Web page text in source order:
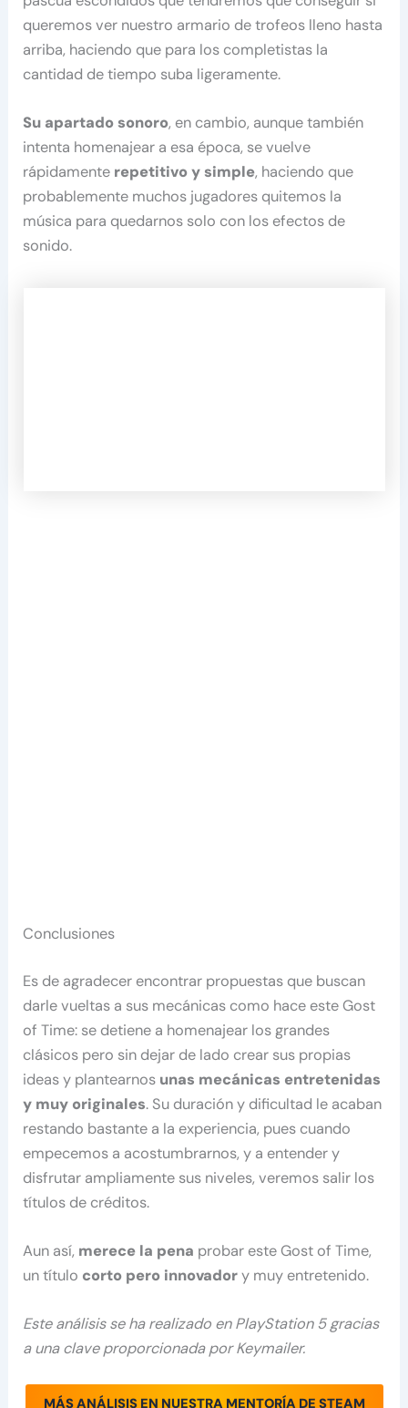
queremos ver nuestro armario de trofeos lleno hasta
arriba, haciendo que para los completistas la
cantidad de tiempo suba ligeramente.
Su apartado sonoro, en cambio, aunque también
intenta homenajear a esa época, se vuelve
rápidamente repetitivo y simple, haciendo que
probablemente muchos jugadores quitemos la
música para quedarnos solo con los efectos de
sonido.
Conclusiones
Es de agradecer encontrar propuestas que buscan
darle vueltas a sus mecánicas como hace este Gost
of Time: se detiene a homenajear los grandes
clásicos pero sin dejar de lado crear sus propias
ideas y plantearnos unas mecánicas entretenidas
y muy originales. Su duración y dificultad le acaban
restando bastante a la experiencia, pues cuando
empecemos a acostumbrarnos, y a entender y
disfrutar ampliamente sus niveles, veremos salir los
títulos de créditos.
Aun así, merece la pena probar este Gost of Time,
un título corto pero innovadory muy entretenido.
Este análisis se ha realizado en PlayStation 5 gracias
a una clave proporcionada por Keymailer.
MÁS ANÁLISIS EN NUESTRA MENTORÍA DE STEAM